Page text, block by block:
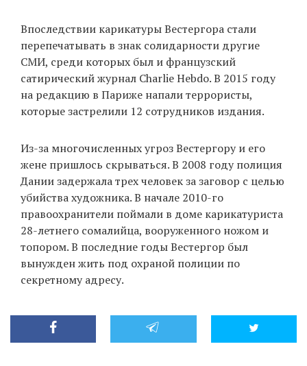
Впоследствии карикатуры Вестергора стали
перепечатывать в знак солидарности другие
СМИ, среди которых был и французский
сатирический журнал Charlie Hebdo. В 2015 году
на редакцию в Париже напали террористы,
которые застрелили 12 сотрудников издания.
Из-за многочисленных угроз Вестергору и его
жене пришлось скрываться. В 2008 году полиция
Дании задержала трех человек за заговор с целью
убийства художника. В начале 2010-го
правоохранители поймали в доме карикатуриста
28-летнего сомалийца, вооруженного ножом и
топором. В последние годы Вестергор был
вынужден жить под охраной полиции по
секретному адресу.